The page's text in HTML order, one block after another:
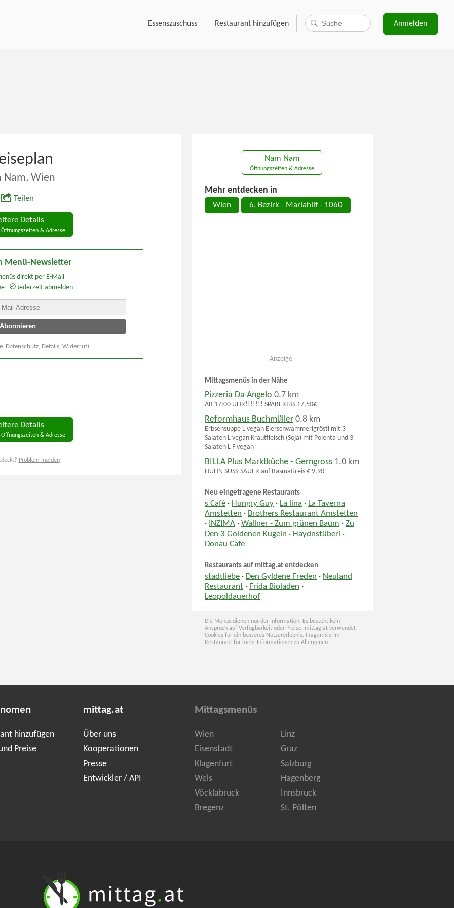
Essenszuschuss Restaurant hinzufügen Anmelden
Nam, Wien
Teilen
Details
& Adresse
Menü-Newsletter
direkt per E-Mail
Jederzeit abmelden
Datenschutz, Details, Widerruf)
Details
& Adresse
Problem melden
Nam Nam
Öffnungszeiten & Adresse
Mehr entdecken in
Wien 6. Bezirk - Mariahilf - 1060
Anzeige
Mittagsmenüs in der Nähe
Pizzeria Da Angelo 0.7 km
AB 17:00 UHR!!!!!!! SPARERIBS 17,50€
Reformhaus Buchmüller 0.8 km
Erbsensuppe L vegan Eierschwammerlgröstl mit 3
Salaten L vegan Krautfleisch (Soja) mit Polenta und 3
Salaten L F vegan
BILLA Plus Marktküche - Gerngross 1.0 km
HUHN SÜSS-SAUER auf Basmatireis € 9,90
Neu eingetragene Restaurants
s Café · Hungry Guy · La lina · La Taverna
Amstetten · Brothers Restaurant Amstetten
·
INZIMA ·Wallner - Zum grünen Baum ·Zu
Den 3 Goldenen Kugeln · Haydnstüberl ·
Donau Cafe
Restaurants auf mittag.at entdecken
stadtliebe · Den Gyldene Freden · Neuland
Restaurant · Frida Bioladen ·
Leopoldauerhof
Die Menüs dienen nur der Information. Es besteht kein
Anspruch auf Verfügbarkeit oder Preise. mittag.at verwendet
Cookies für ein besseres Nutzererlebnis. Fragen Sie im
Restaurant für mehr Informationen zu Allergenen.
hinzufügen
Preise
mittag.at
Über uns
Kooperationen
Presse
Entwickler / API
Mittagsmenüs
Wien
Linz
Eisenstadt
Graz
Klagenfurt
Salzburg
Wels
Hagenberg
Vöcklabruck
Innsbruck
Bregenz
St. Pölten